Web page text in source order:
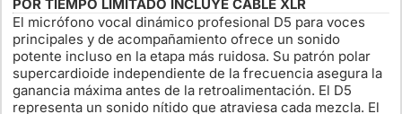
POR TIEMPO LIMITADO INCLUYE CABLE XLR
El micrófono vocal dinámico profesional D5 para voces
principales y de acompañamiento ofrece un sonido
potente incluso en la etapa más ruidosa. Su patrón polar
supercardioide independiente de la frecuencia asegura la
ganancia máxima antes de la retroalimentación. El D5
representa un sonido nítido que atraviesa cada mezcla. El